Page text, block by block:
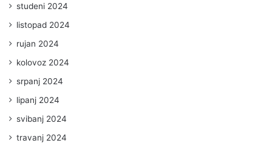
studeni 2024
listopad 2024
rujan 2024
kolovoz 2024
srpanj 2024
lipanj 2024
svibanj 2024
travanj 2024